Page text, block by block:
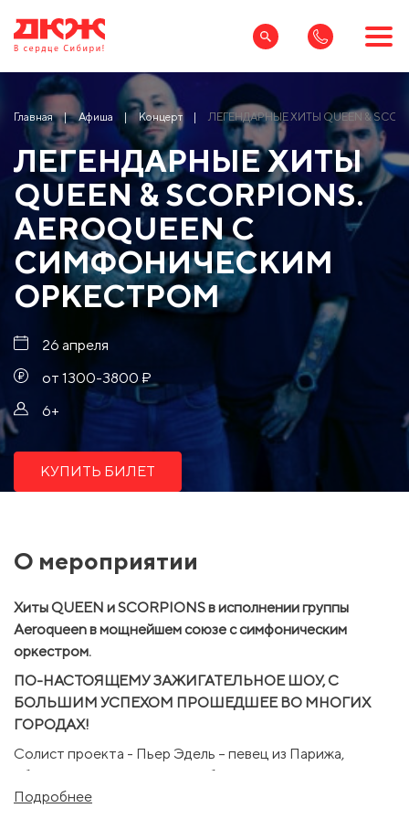
Главная Афиша Концерт ЛЕГЕНДАРНЫЕ ХИТЫ QUEEN &
ЛЕГЕНДАРНЫЕ ХИТЫ
QUEEN & SCORPIONS.
AEROQUEEN С
СИМФОНИЧЕСКИМ
ОРКЕСТРОМ
26 апреля
от 1300-3800 ₽
6+
КУПИТЬ БИЛЕТ
О мероприятии
Хиты QUEEN и SCORPIONS в исполнении группы
Аeroqueen в мощнейшем союзе c симфоническим
оркестром.
ПО-НАСТОЯЩЕМУ ЗАЖИГАТЕЛЬНОЕ ШОУ, С
БОЛЬШИМ УСПЕХОМ ПРОШЕДШЕЕ ВО МНОГИХ
ГОРОДАХ!
Солист проекта - Пьер Эдель – певец из Парижа,
обладатель уникального тембра и диапазона. Его
громкие выступления на ТВ-шоу ”The Voice” и “X-Factor”
Подробнее